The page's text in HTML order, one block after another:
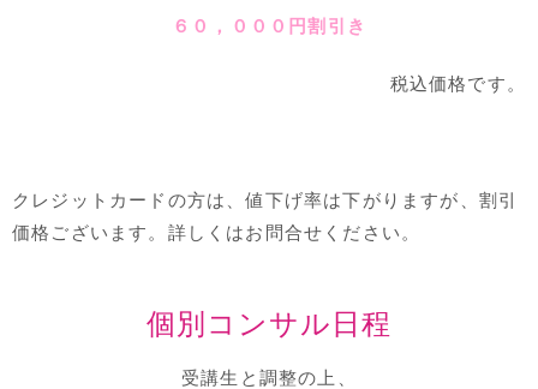
６０，０００円割引き
税込価格です。
クレジットカードの方は、値下げ率は下がりますが、割引
価格ございます。詳しくはお問合せください。
個別コンサル日程
受講生と調整の上、